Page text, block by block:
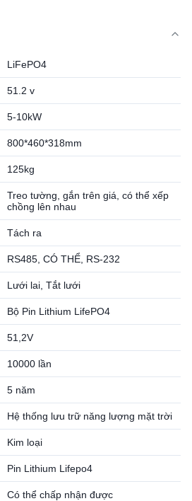
LiFePO4
51.2 v
5-10kW
800*460*318mm
125kg
Treo tường, gắn trên giá, có thể xếp
chồng lên nhau
Tách ra
RS485, CÓ THỂ, RS-232
Lưới lai, Tắt lưới
Bộ Pin Lithium LifePO4
51,2V
10000 lần
5 năm
Hệ thống lưu trữ năng lượng mặt trời
Kim loại
Pin Lithium Lifepo4
Có thể chấp nhận được